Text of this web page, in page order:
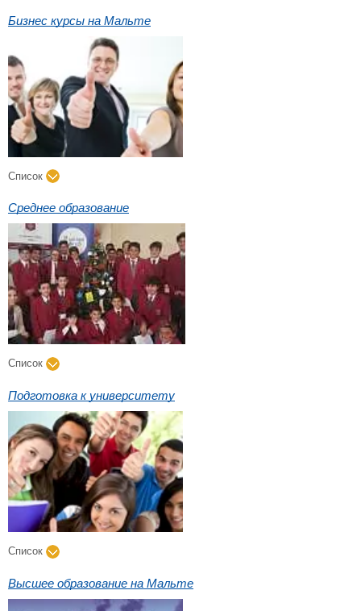
Бизнес курсы на Мальте
Список
Среднее образование
Список
Подготовка к университету
Список
Высшее образование на Мальте